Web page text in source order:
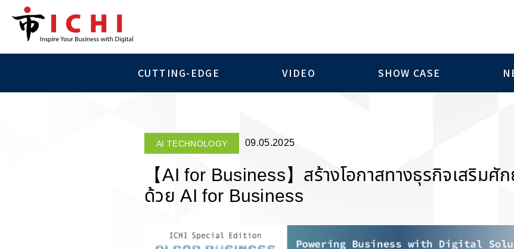
CUTTING-EDGE VIDEO SHOW CASE
AI TECHNOLOGY 09.05.2025
【AI for Business】สร้างโอกาสทางธุรกิจเสริมศั
ด้วย AI for Business